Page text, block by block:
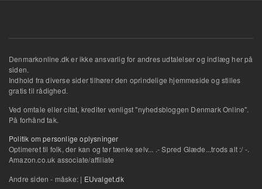
Denmarkonline.dk er ikke ansvarlig for andres udtalelser og indlæg her på
siden.
Indhold fra diverse sider tilhører den oprindelige hjemmeside og stilles
gratis til rådighed.
Ved omtale eller citat, krediter venligst "nyhedsbloggen Denmark Online".
På forhånd tak.
Politik om personlige oplysninger
Optimeret til folk, der kan og tør tænke selv... .- Spred Glæde...trods alt :/ -.
Amazon.co.uk associate/affiliate
Andre siden - måske: | EUvalget.dk